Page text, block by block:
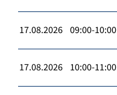
17.08.2026 09:00-10:00
17.08.2026 10:00-11:00